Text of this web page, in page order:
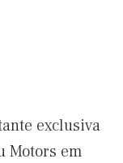
exclusiva
Motors em